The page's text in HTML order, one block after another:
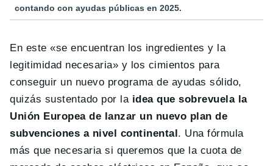
contando con ayudas públicas en 2025.
En este «se encuentran los ingredientes y la
legitimidad necesaria» y los cimientos para
conseguir un nuevo programa de ayudas sólido,
quizás sustentado por la idea que sobrevuela la
Unión Europea de lanzar un nuevo plan de
subvenciones a nivel continental. Una fórmula
más que necesaria si queremos que la cuota de